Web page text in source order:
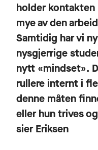
holder kontakten
mye av den
Samtidig har vi
nysgjerrige
nytt «mindset».
rullere internt i
denne måten
eller hun trives
sier Eriksen